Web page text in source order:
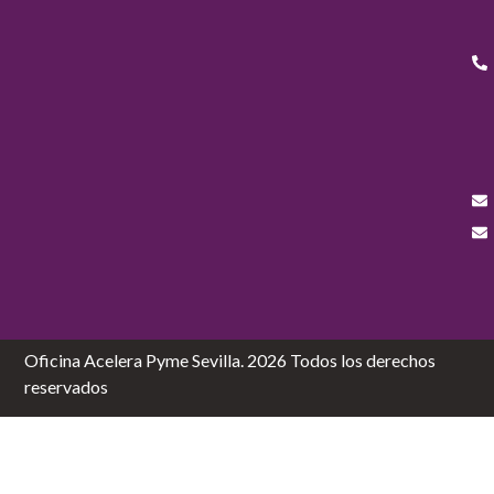
Oficina Acelera Pyme Sevilla. 2026 Todos los derechos
reservados